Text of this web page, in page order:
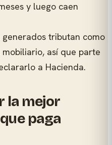
y luego caen
generados tributan como
así que parte
a Hacienda.
la mejor
paga